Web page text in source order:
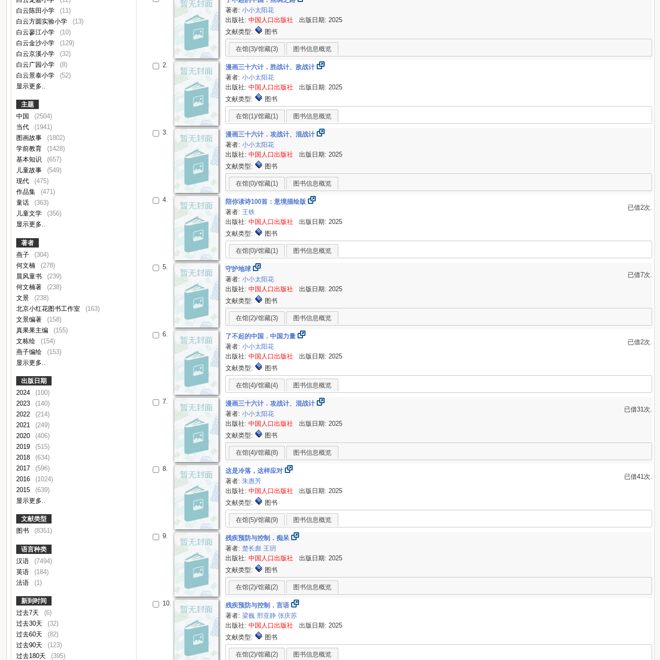
白云陈田小学
(11)
白云方圆实验小学
(13)
白云蓼江小学
(10)
白云金沙小学
(129)
白云京溪小学
(32)
白云广园小学
(8)
白云景泰小学
(52)
显示更多..
主题
中国
(2504)
当代
(1941)
图画故事
(1802)
学前教育
(1428)
基本知识
(657)
儿童故事
(549)
现代
(475)
作品集
(471)
童话
(363)
儿童文学
(356)
显示更多..
著者
燕子
(304)
何文楠
(278)
晨风童书
(239)
何文楠著
(238)
文景
(238)
北京小红花图书工作室
(163)
文景编著
(158)
真果果主编
(155)
文栋绘
(154)
燕子编绘
(153)
显示更多..
出版日期
2024
(100)
2023
(140)
2022
(214)
2021
(249)
2020
(406)
2019
(515)
2018
(634)
2017
(596)
2016
(1024)
2015
(639)
显示更多..
文献类型
图书
(8351)
语言种类
汉语
(7494)
英语
(184)
法语
(1)
新到时间
过去7天
(6)
过去30天
(32)
过去60天
(82)
过去90天
(123)
过去180天
(395)
著者:小小太阳花
出版社:中国人口出版社 出版日期: 2025
文献类型:
图书
在馆(3)/馆藏(3) 图书信息概览
2.
漫画三十六计．胜战计、敌战计
著者:小小太阳花
出版社:中国人口出版社 出版日期: 2025
文献类型:
图书
在馆(1)/馆藏(1) 图书信息概览
3.
漫画三十六计．攻战计、混战计
著者:小小太阳花
出版社:中国人口出版社 出版日期: 2025
文献类型:
图书
在馆(0)/馆藏(1) 图书信息概览
4.
陪你读诗100首：意境描绘版
已借2次.
著者: 王铁
出版社:中国人口出版社 出版日期: 2025
文献类型:
图书
在馆(0)/馆藏(1) 图书信息概览
5.
守护地球
已借7次.
著者:小小太阳花
出版社:中国人口出版社 出版日期: 2025
文献类型:
图书
在馆(2)/馆藏(3) 图书信息概览
6.
了不起的中国．中国力量
已借2次.
著者:小小太阳花
出版社:中国人口出版社 出版日期: 2025
文献类型:
图书
在馆(4)/馆藏(4) 图书信息概览
7.
漫画三十六计．攻战计、混战计
已借31次.
著者:小小太阳花
出版社:中国人口出版社 出版日期: 2025
文献类型:
图书
在馆(4)/馆藏(8) 图书信息概览
8.
这是冷落，这样应对
已借41次.
著者:朱惠芳
出版社:中国人口出版社 出版日期: 2025
文献类型:
图书
在馆(5)/馆藏(9) 图书信息概览
9.
残疾预防与控制．痴呆
著者:楚长彪 王玥
出版社:中国人口出版社 出版日期: 2025
文献类型:
图书
在馆(2)/馆藏(2) 图书信息概览
10.
残疾预防与控制．言语
著者:梁巍邢亚静张庆苏
出版社:中国人口出版社 出版日期: 2025
文献类型:
图书
在馆(2)/馆藏(2) 图书信息概览